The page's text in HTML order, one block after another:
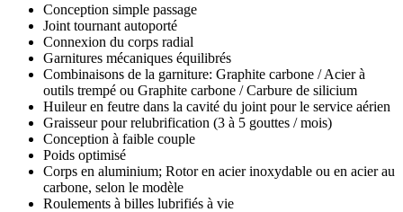
Conception simple passage
Joint tournant autoporté
Connexion du corps radial
Garnitures mécaniques équilibrés
Combinaisons de la garniture: Graphite carbone / Acier à
outils trempé ou Graphite carbone / Carbure de silicium
Huileur en feutre dans la cavité du joint pour le service aérien
Graisseur pour relubrification (3 à 5 gouttes / mois)
Conception à faible couple
Poids optimisé
Corps en aluminium; Rotor en acier inoxydable ou en acier au
carbone, selon le modèle
Roulements à billes lubrifiés à vie